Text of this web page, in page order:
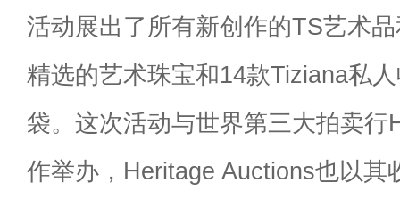
活动展出了所有新创作的TS艺术
精选的艺术珠宝和14款Tiziana私
袋。这次活动与世界第三大拍卖行
作举办，Heritage Auctions也以其